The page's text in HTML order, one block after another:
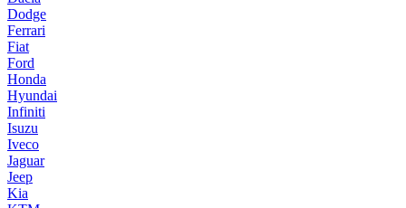
Dodge
Ferrari
Fiat
Ford
Honda
Hyundai
Infiniti
Isuzu
Iveco
Jaguar
Jeep
Kia